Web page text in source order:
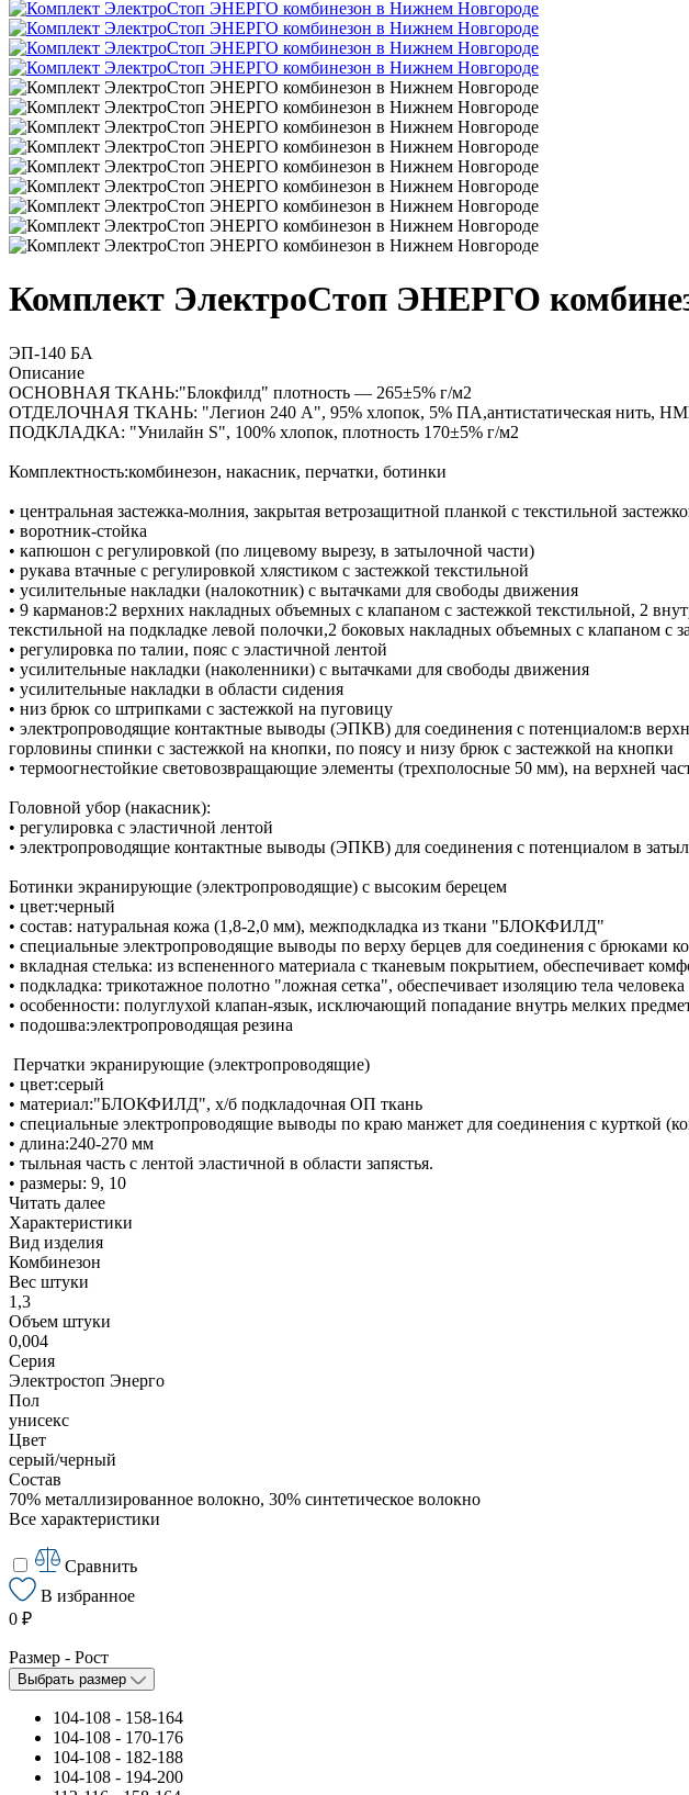
Комплект ЭлектроСтоп ЭНЕРГО
ЭП-140 БА
Описание
ОСНОВНАЯ ТКАНЬ:"Блокфилд" плотность — 265±5% г/м2
ОТДЕЛОЧНАЯ ТКАНЬ: "Легион 240 А", 95% хлопок, 5% ПА,антистатическая нить,
ПОДКЛАДКА: "Унилайн S", 100% хлопок, плотность 170±5% г/м2
Комплектность:комбинезон, накасник, перчатки, ботинки
• центральная застежка-молния, закрытая ветрозащитной планкой с текстильной
• воротник-стойка
• капюшон с регулировкой (по лицевому вырезу, в затылочной части)
• рукава втачные с регулировкой хлястиком с застежкой текстильной
• усилительные накладки (налокотник) с вытачками для свободы движения
• 9 карманов:2 верхних накладных объемных с клапаном с застежкой текстильной, 2
текстильной на подкладке левой полочки,2 боковых накладных объемных с клапаном
• регулировка по талии, пояс с эластичной лентой
• усилительные накладки (наколенники) с вытачками для свободы движения
• усилительные накладки в области сидения
• низ брюк со штрипками с застежкой на пуговицу
• электропроводящие контактные выводы (ЭПКВ) для соединения с потенциалом:в
горловины спинки с застежкой на кнопки, по поясу и низу брюк с застежкой на кнопки
• термоогнестойкие световозвращающие элементы (трехполосные 50 мм), на верхней
Головной убор (накасник):
• регулировка с эластичной лентой
• электропроводящие контактные выводы (ЭПКВ) для соединения с потенциалом в
Ботинки экранирующие (электропроводящие) с высоким берецем
• цвет:черный
• состав: натуральная кожа (1,8-2,0 мм), межподкладка из ткани "БЛОКФИЛД"
• специальные электропроводящие выводы по верху берцев для соединения с
• вкладная стелька: из вспененного материала с тканевым покрытием, обеспечивает
• подкладка: трикотажное полотно "ложная сетка", обеспечивает изоляцию тела
• особенности: полуглухой клапан-язык, исключающий попадание внутрь мелких
• подошва:электропроводящая резина
Перчатки экранирующие (электропроводящие)
• цвет:серый
• материал:"БЛОКФИЛД", х/б подкладочная ОП ткань
• специальные электропроводящие выводы по краю манжет для соединения с
• длина:240-270 мм
• тыльная часть с лентой эластичной в области запястья.
• размеры: 9, 10
Читать далее
Характеристики
Вид изделия
Комбинезон
Вес штуки
1,3
Объем штуки
0,004
Серия
Электростоп Энерго
Пол
унисекс
Цвет
серый/черный
Состав
70% металлизированное волокно, 30% синтетическое волокно
Все характеристики
Сравнить
В избранное
0 ₽
Размер - Рост
Выбрать размер
104-108 - 158-164
104-108 - 170-176
104-108 - 182-188
104-108 - 194-200